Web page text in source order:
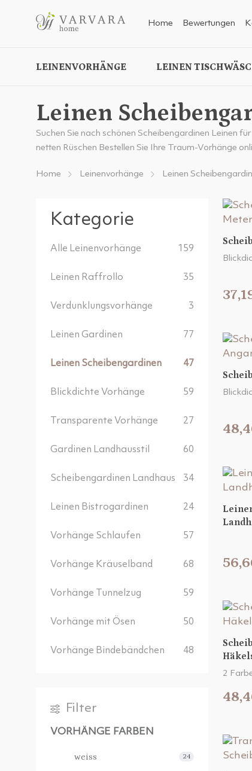
Home Bewertungen
LEINENVORHÄNGE LEINEN
Leinen
Suchen Sie nach schönen Scheibengardinen Leinen
netten Rüschen Bestellen Sie Ihre Traum-Vorhänge
Home Leinenvorhänge Leinen
Kategorie
Alle Leinenvorhänge 159
Leinen Raffrollo 35
Verdunklungsvorhänge 3
Leinen Gardinen 77
Leinen Scheibengardinen 47
Blickdichte Vorhänge 59
Transparente Vorhänge 27
Gardinen Landhausstil 60
Scheibengardinen Landhaus 34
Leinen Bistrogardinen 24
Vorhänge Schlaufen 57
Vorhänge Kräuselband 68
Vorhänge Tunnelzug 59
Vorhänge mit Ösen 50
Vorhänge Bindebändchen 48
Filter
VORHÄNGE FARBEN
weiss 24
2